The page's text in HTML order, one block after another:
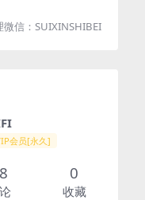
信：SUIXINSHIBEI
会员[永久]
0
收藏